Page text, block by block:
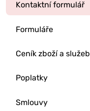
Kontaktní formulář
Formuláře
Ceník zboží a služeb
Poplatky
Smlouvy